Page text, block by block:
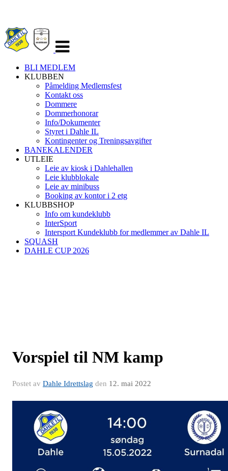
navigasjon
BLI MEDLEM
KLUBBEN
Påmelding Medlemsfest
Kontakt oss
Dommere
Dommerhonorar
Info/Dokumenter
Styret i Dahle IL
Kontingenter og Treningsavgifter
BANEKALENDER
UTLEIE
Leie av kiosk i Dahlehallen
Leie klubblokale
Leie av minibuss
Booking av kontor i 2 etg
KLUBBSHOP
Info om kundeklubb
InterSport
Intersport Kundeklubb for medlemmer av Dahle IL
SQUASH
DAHLE CUP 2026
Vorspiel til NM kamp
Postet av Dahle Idrettslag den 12. mai 2022